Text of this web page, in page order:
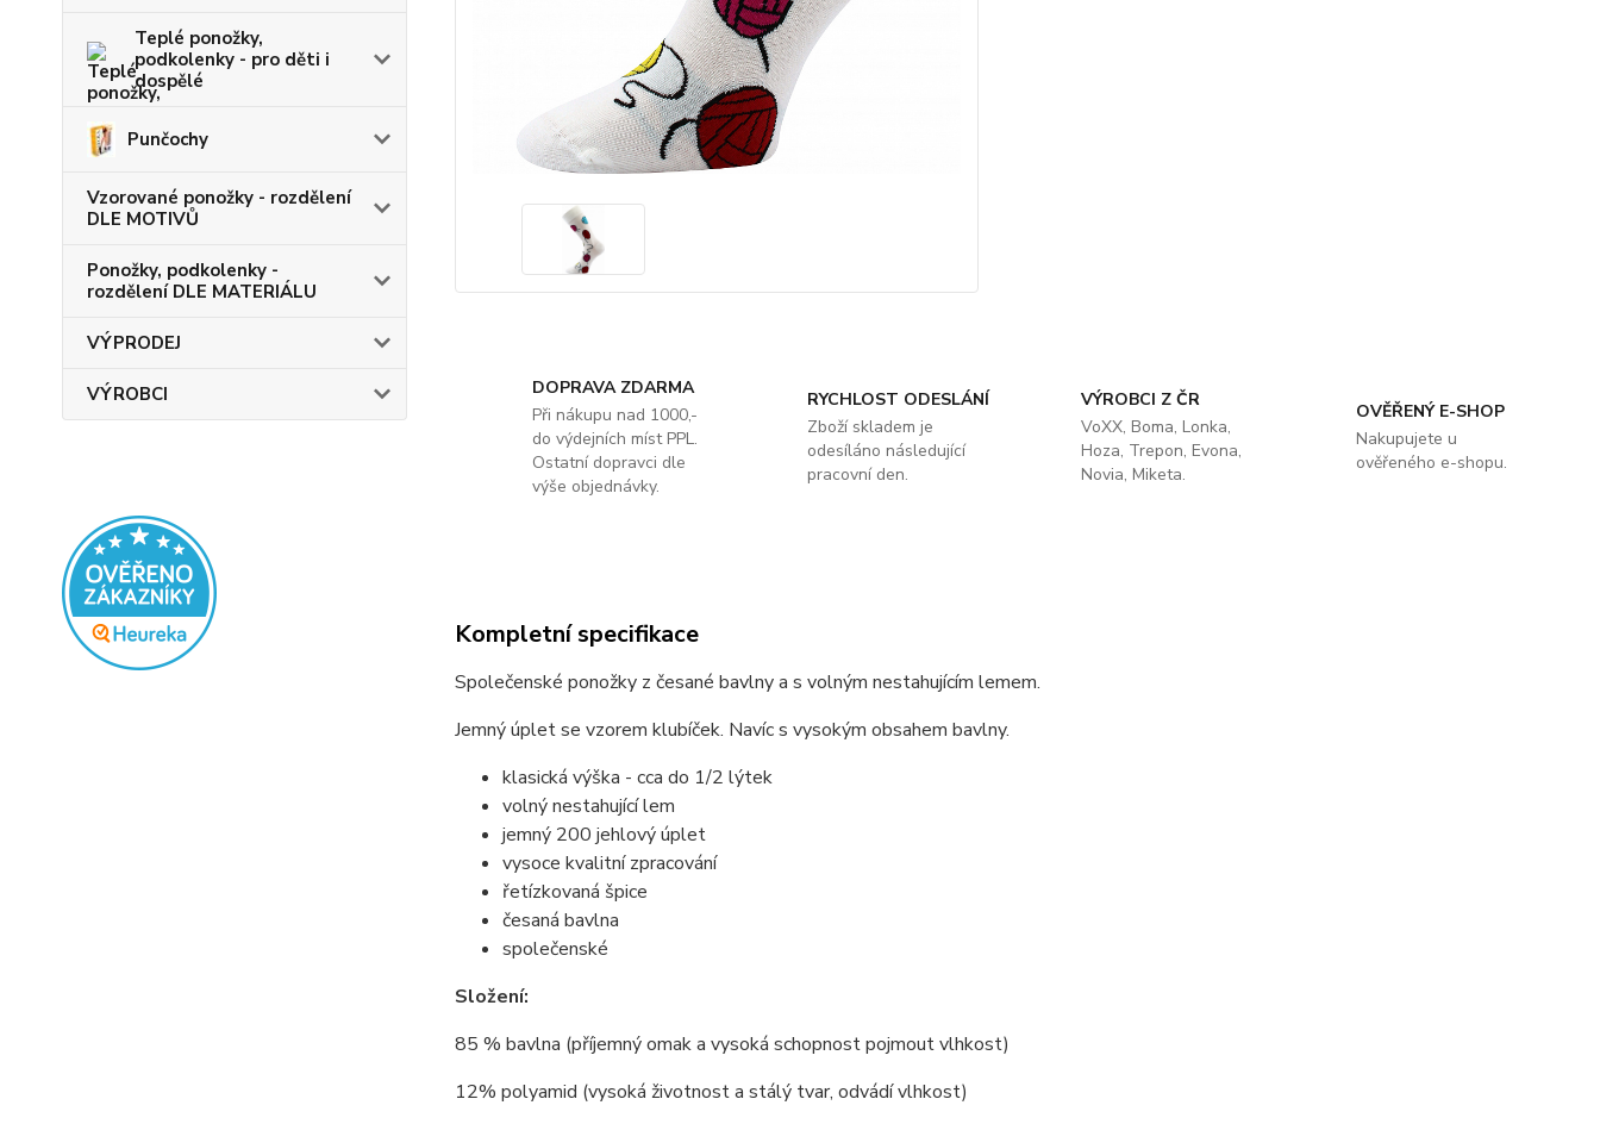
Teplé ponožky,
podkolenky - pro děti i
dospělé
Punčochy
Vzorované ponožky - rozdělení
DLE MOTIVŮ
Ponožky, podkolenky -
rozdělení DLE MATERIÁLU
VÝPRODEJ
VÝROBCI
DOPRAVA ZDARMA
Při nákupu nad 1000,-
do výdejních míst PPL.
Ostatní dopravci dle
výše objednávky.
RYCHLOST ODESLÁNÍ
Zboží skladem je
odesíláno následující
pracovní den.
VÝROBCI Z ČR
VoXX, Boma, Lonka,
Hoza, Trepon, Evona,
Novia, Miketa.
OVĚŘENÝ E-SHOP
Nakupujete u
ověřeného e-shopu.
Kompletní specifikace
Společenské ponožky z česané bavlny a s volným nestahujícím lemem.
Jemný úplet se vzorem klubíček. Navíc s vysokým obsahem bavlny.
klasická výška - cca do 1/2 lýtek
volný nestahující lem
jemný 200 jehlový úplet
vysoce kvalitní zpracování
řetízkovaná špice
česaná bavlna
společenské
Složení:
85 % bavlna (příjemný omak a vysoká schopnost pojmout vlhkost)
12% polyamid (vysoká životnost a stálý tvar, odvádí vlhkost)